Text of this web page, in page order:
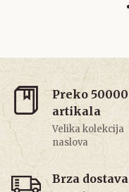
Preko 50000
artikala
Velika kolekcija
naslova
Brza dostava